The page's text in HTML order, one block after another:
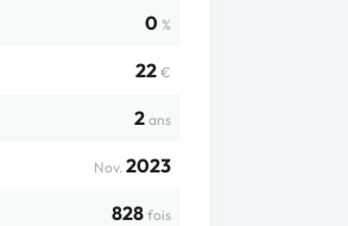
0 %
22 €
2 ans
Nov. 2023
828 fois